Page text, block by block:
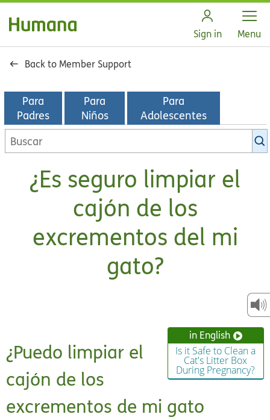
Sign in Open
Menu
Back to Member Support
Para
Padres
Para
Niños
Para
Adolescentes
Buscar
en
biblioteca¿Es seguro limpiar el
cajón de los
excrementos del mi
gato?
in English
Is it Safe to Clean a
Cat's Litter Box
During Pregnancy?
¿Puedo limpiar el
cajón de los
excrementos de mi gato